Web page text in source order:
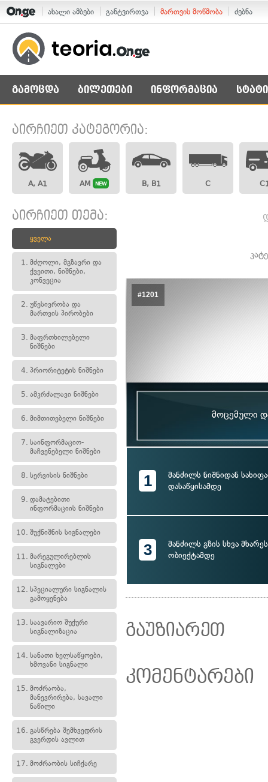
ახალი ამბები განტვირთვა მართვის მოწმობა ძებნა
გამოცდა ბილეთები ინფორმაცია
აირჩიეთ კატეგორია:
A, A1 AM NEW B, B1 C
აირჩიეთ თემა:
ყველა
1. მძღოლი, მგზავრი და
ქვეითი, ნიშნები,
კონვეცია
2. უწესივრობა და
მართვის პირობები
3. მაფრთხილებელი
ნიშნები
4. პრიორიტეტის ნიშნები
5. ამკრძალავი ნიშნები
6. მიმთითებელი ნიშნები
7. საინფორმაციო-
მაჩვენებელი ნიშნები
8. სერვისის ნიშნები
9. დამატებითი
ინფორმაციის ნიშნები
10. შუქნიშნის სიგნალები
11. მარეგულირებლის
სიგნალები
12. სპეციალური სიგნალის
გამოყენება
13. საავარიო შუქური
სიგნალიზაცია
14. სანათი ხელსაწყოები,
ხმოვანი სიგნალი
15. მოძრაობა,
მანევრირება, სავალი
ნაწილი
16. გასწრება შემხვედრის
გვერდის ავლით
17. მოძრაობის სიჩქარე
#1201
მოცემული
1
მანძილს ნიშნიდან
დასაწყისამდე
3
მანძილს გზის სხვა
ობიექტამდე
გაუზიარეთ
კომენტარები